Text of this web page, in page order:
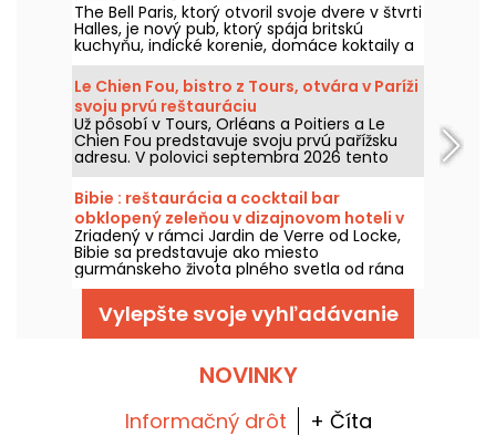
The Bell Paris, ktorý otvoril svoje dvere v štvrti
Halles, je nový pub, ktorý spája britskú
kuchyňu, indické korenie, domáce koktaily a
remeselné pivá v interiéri od Jima
Hamiltona.
Le Chien Fou, bistro z Tours, otvára v Paríži
svoju prvú reštauráciu
Už pôsobí v Tours, Orléans a Poitiers a Le
Chien Fou predstavuje svoju prvú pařížsku
adresu. V polovici septembra 2026 tento
bistro, ktoré je známe svojou domácou
kuchyňou, jedlami na zdieľanie a vínnou
pivnicou, otvorí svoje dvere na ulici Feydeau
v 2. obvode Paríža.
Bibie : reštaurácia a cocktail bar
obklopený zeleňou v dizajnovom hoteli v
Latinskej štvrti
Zriadený v rámci Jardin de Verre od Locke,
Bibie sa predstavuje ako miesto
gurmánskeho života plného svetla od rána
do večera. Medzi reštauráciou presvetlenou
svetlom a krásnou zelenou terasou ponúka
adresa hybridné útočisko neďaleko Arén
Lutèce.
Vylepšte svoje vyhľadávanie
NOVINKY
Informačný drôt + Číta